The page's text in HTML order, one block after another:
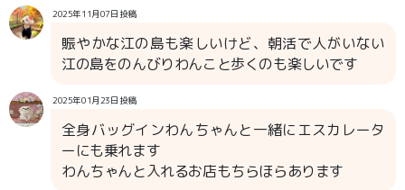
2025年11月07日投稿
賑やかな江の島も楽しいけど、朝活で人がいない
江の島をのんびりわんこと歩くのも楽しいです
2025年01月23日投稿
全身バッグインわんちゃんと一緒にエスカレータ
ーにも乗れます
わんちゃんと入れるお店もちらほらあります